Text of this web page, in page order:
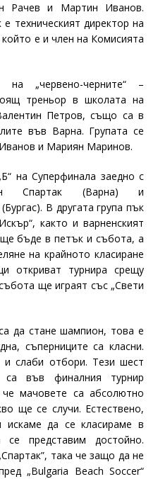
Рачев и Мартин Иванов.
техническият директор на
който е и член на Комисията
„червено-черните“ –
треньор в школата на
Петров, също са в
във Варна. Групата се
и Мариян Маринов.
на Суперфинала заедно с
Спартак (Варна) и
В другата група пък
както и варненският
ще бъде в петък и събота, а
на крайното класиране
откриват турнира срещу
ще играят със „Свети
да стане шампион, това е
съперниците са класни.
слаби отбори. Тези шест
във финалния турнир
мачовете са абсолютно
ще се случи. Естествено,
искаме да се класираме в
представим достойно.
Спартак”, така че защо да не
„Bulgaria Beach Soccer“